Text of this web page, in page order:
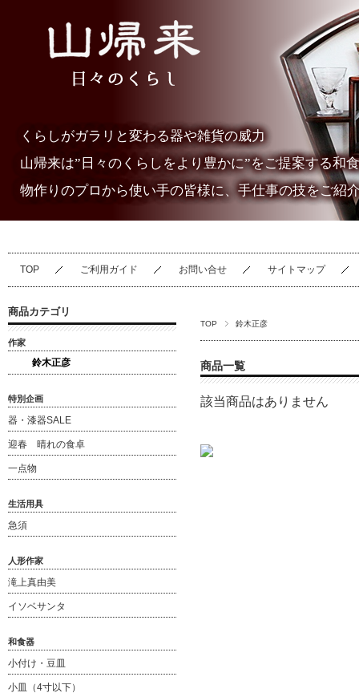
くらしがガラリと変わる器や雑貨の威力
山帰来は”日々のくらしをより豊かに”をご提案する和
物作りのプロから使い手の皆様に、手仕事の技をご紹
TOP ご利用ガイド お問い合せ サイトマップ
TOP 鈴木正彦
商品一覧
該当商品はありません
商品カテゴリ
作家
鈴木正彦
特別企画
器・漆器SALE
迎春 晴れの食卓
一点物
生活用具
急須
人形作家
滝上真由美
イソベサンタ
和食器
小付け・豆皿
小皿（4寸以下）